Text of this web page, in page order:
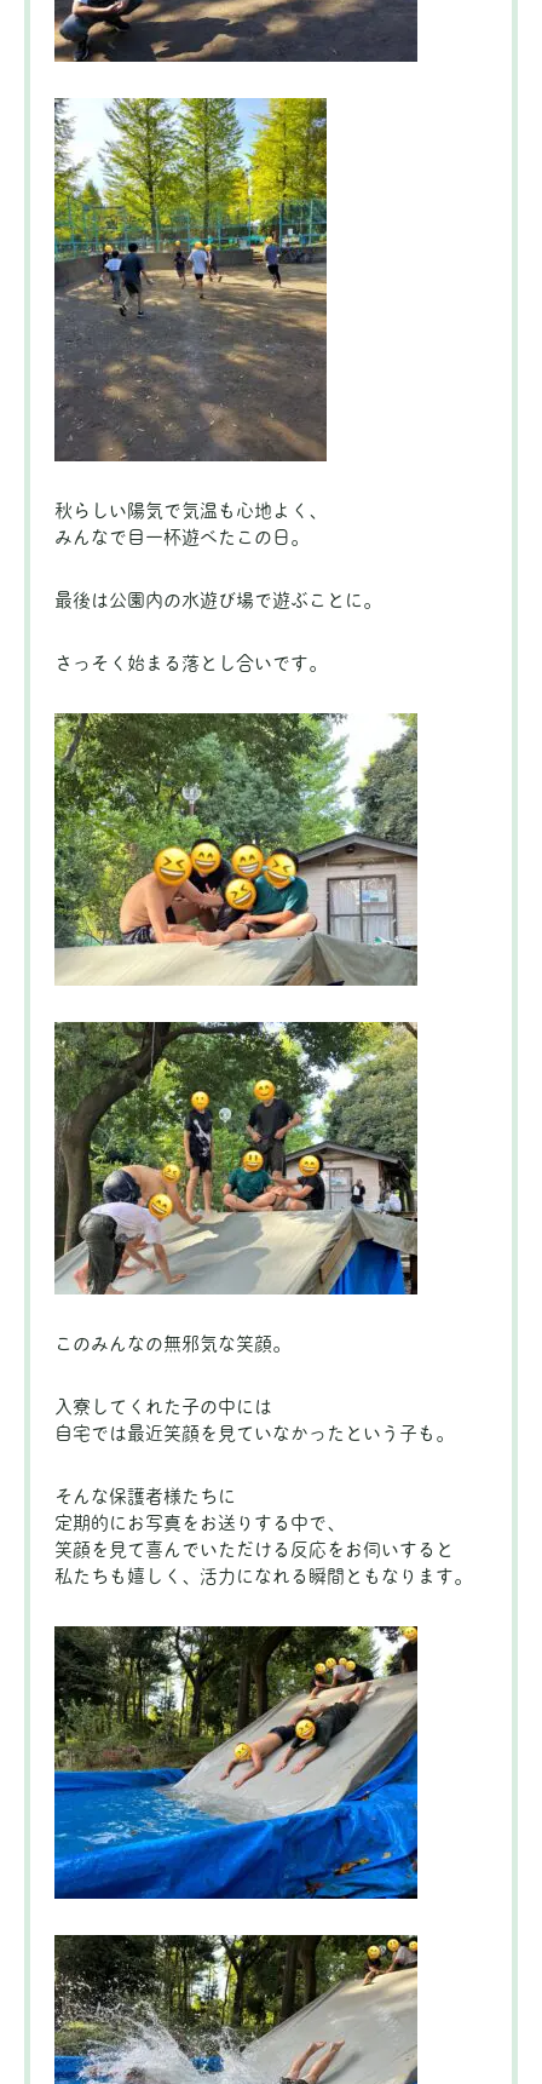
秋らしい陽気で気温も心地よく、
みんなで目一杯遊べたこの日。
最後は公園内の水遊び場で遊ぶことに。
さっそく始まる落とし合いです。
このみんなの無邪気な笑顔。
入寮してくれた子の中には
自宅では最近笑顔を見ていなかったという子も。
そんな保護者様たちに
定期的にお写真をお送りする中で、
笑顔を見て喜んでいただける反応をお伺いすると
私たちも嬉しく、活力になれる瞬間ともなります。